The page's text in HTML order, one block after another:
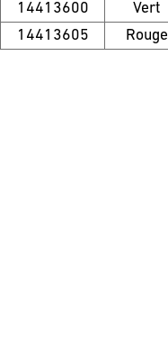
14413600
Vert
14413605
Rouge